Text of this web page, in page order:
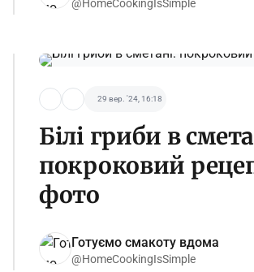
@HomeCookingIsSimple
29 вер. '24, 16:18
Білі гриби в
покроковий
фото
Готуємо смакоту вдома
@HomeCookingIsSimple